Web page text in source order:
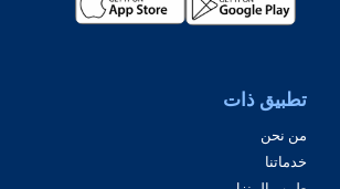
تطبيق ذات
من نحن
خدماتنا